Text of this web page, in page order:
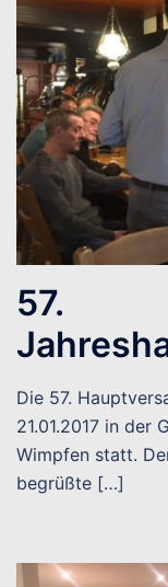
57.
Die 57.
21.01.2017 in der
Wimpfen statt.
begrüßte […]